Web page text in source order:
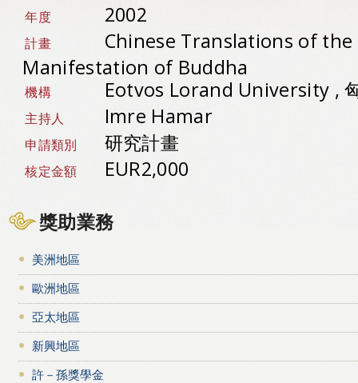
年度 2002
計畫
Chinese Translations of
Manifestation of Buddha
機構 Eotvos Lorand University ,
主持人 Imre Hamar
申請類別 研究計畫
核定金額 EUR2,000
獎助業務
美洲地區
歐洲地區
亞太地區
新興地區
許－孫獎學金